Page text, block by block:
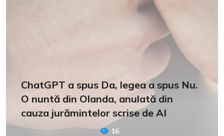
ChatGPT a spus Da, legea a spus Nu.
O nuntă din Olanda, anulată din
cauza jurămintelor scrise de AI
16